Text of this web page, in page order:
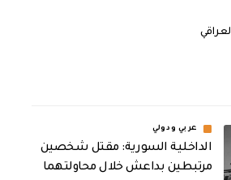
عربي ودولي
الداخلية السورية: مقتل شخصين
مرتبطين بداعش خلال محاولتهما